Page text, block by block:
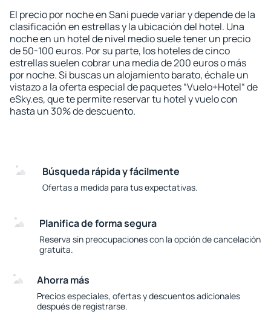
El precio por noche en Sani puede variar y depende de la
clasificación en estrellas y la ubicación del hotel. Una
noche en un hotel de nivel medio suele tener un precio
de 50-100 euros. Por su parte, los hoteles de cinco
estrellas suelen cobrar una media de 200 euros o más
por noche. Si buscas un alojamiento barato, échale un
vistazo a la oferta especial de paquetes “Vuelo+Hotel“ de
eSky.es, que te permite reservar tu hotel y vuelo con
hasta un 30% de descuento.
Búsqueda rápida y fácilmente
Ofertas a medida para tus expectativas.
Planifica de forma segura
Reserva sin preocupaciones con la opción de cancelación
gratuita.
Ahorra más
Precios especiales, ofertas y descuentos adicionales
después de registrarse.